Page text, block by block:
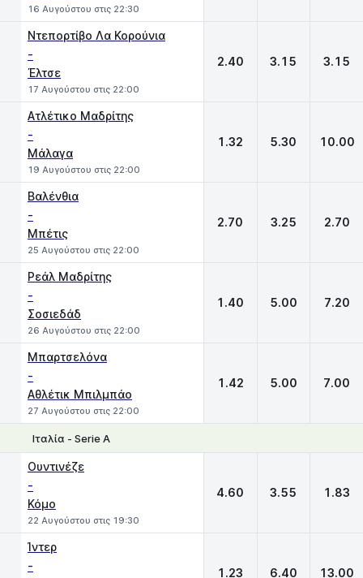
16 Αυγούστου στις 22:30
Ντεπορτίβο Λα Κορούνια
-
Έλτσε
17 Αυγούστου στις 22:00
2.40 3.15 3.15
Ατλέτικο Μαδρίτης
-
Μάλαγα
19 Αυγούστου στις 22:00
1.32 5.30 10.00
Βαλένθια
-
Μπέτις
25 Αυγούστου στις 22:00
2.70 3.25 2.70
Ρεάλ Μαδρίτης
-
Σοσιεδάδ
26 Αυγούστου στις 22:00
1.40 5.00 7.20
Μπαρτσελόνα
-
Αθλέτικ Μπιλμπάο
27 Αυγούστου στις 22:00
1.42 5.00 7.00
Ιταλία - Serie A
Ουντινέζε
-
Κόμο
22 Αυγούστου στις 19:30
4.60 3.55 1.83
Ίντερ
- 1.23 6.40 13.00